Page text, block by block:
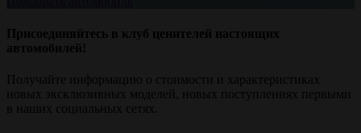
Присоединяйтесь в клуб ценителей настоящих
автомобилей!
Получайте информацию о стоимости и характеристиках
новых эксклюзивных моделей, новых поступлениях первыми
в наших социальных сетях.